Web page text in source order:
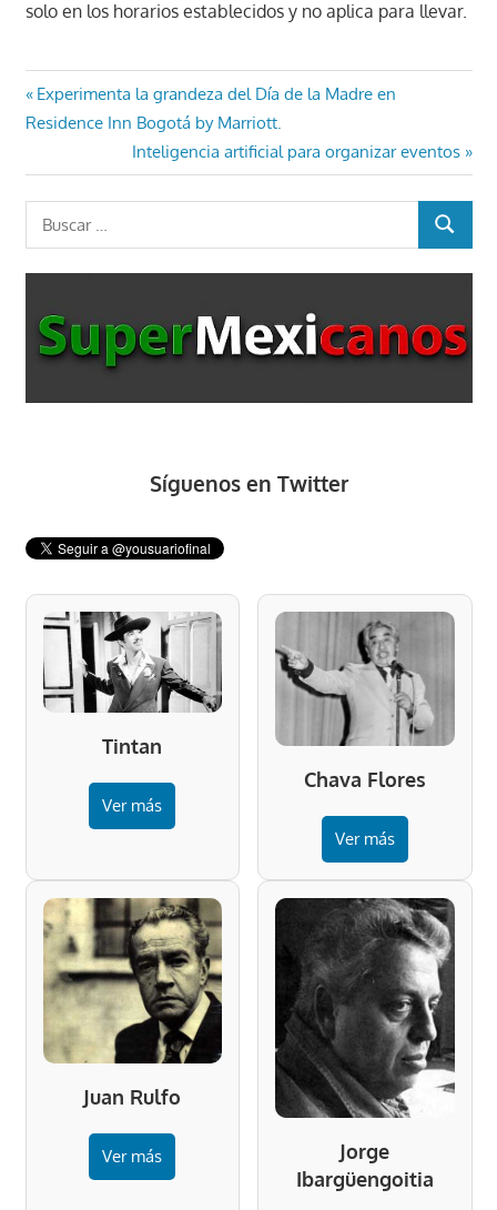
solo en los horarios establecidos y no aplica para llevar.
Navegación
entradas
Entrada
anterior:
Experimenta la grandeza del Día de la Madre en
Residence Inn Bogotá by Marriott.
Entrada
siguiente:
Inteligencia artificial para organizar eventos
BUSCAR
Síguenos en Twitter
Tintan
Ver más
Chava Flores
Ver más
Juan Rulfo
Ver más
Jorge
Ibargüengoitia